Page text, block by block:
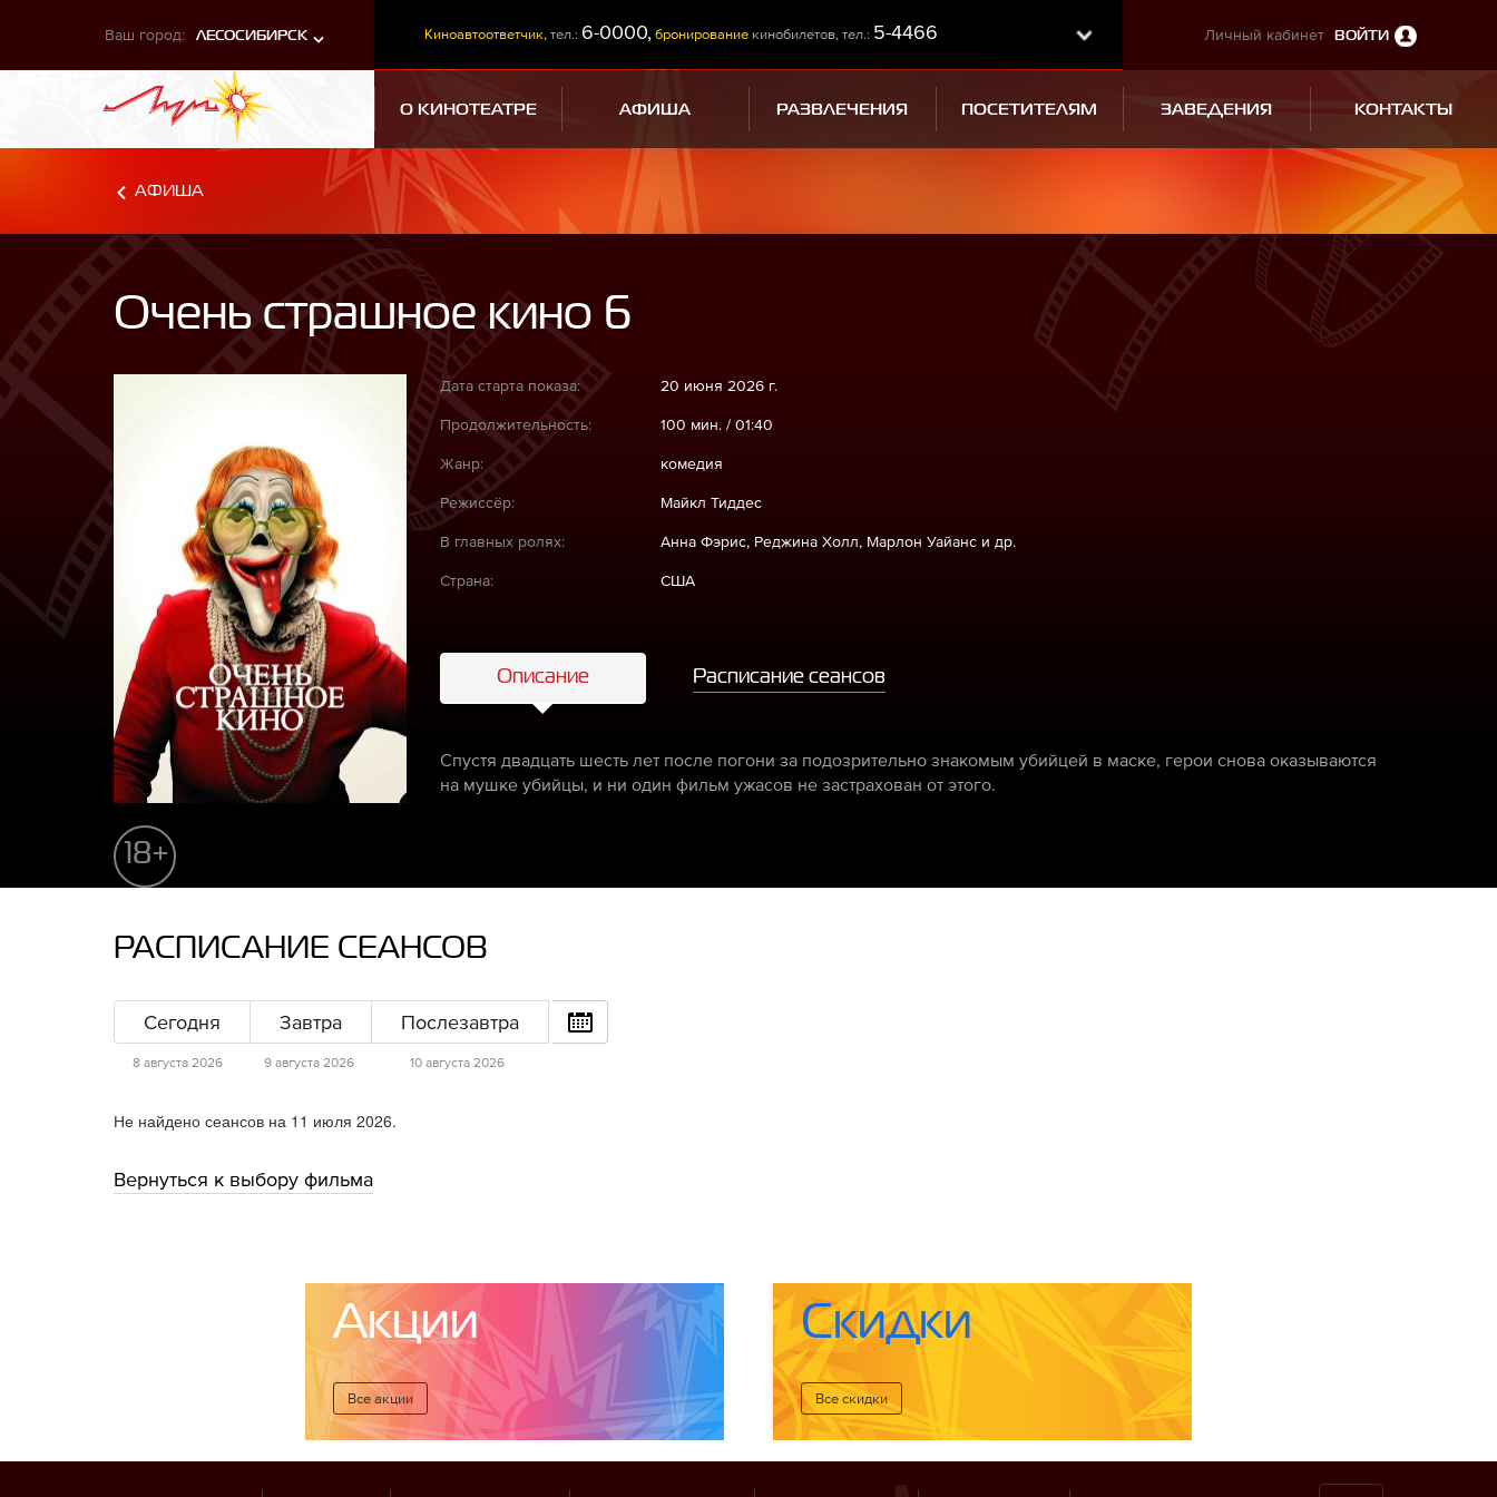
Ваш город: ЛЕСОСИБИРСК Киноавтоответчик, тел.: 6-0000, бронирование кинобилетов, тел.: 5-4466 Личный кабинет ВОЙТИ
О КИНОТЕАТРЕ АФИША РАЗВЛЕЧЕНИЯ ПОСЕТИТЕЛЯМ ЗАВЕДЕНИЯ КОНТАКТЫ
АФИША
Очень страшное кино 6
18+
Дата старта показа: 20 июня 2026 г.
Продолжительность: 100 мин. / 01:40
Жанр: комедия
Режиссёр: Майкл Тиддес
В главных ролях: Анна Фэрис, Реджина Холл, Марлон Уайанс и др.
Страна: США
Описание Расписание сеансов
Спустя двадцать шесть лет после погони за подозрительно знакомым убийцей в маске, герои снова оказываются
на мушке убийцы, и ни один фильм ужасов не застрахован от этого.
РАСПИСАНИЕ СЕАНСОВ
Сегодня
8 августа 2026
Завтра
9 августа 2026
Послезавтра
10 августа 2026
Не найдено сеансов на 11 июля 2026.
Вернуться к выбору фильма
Акции
Все акции
Скидки
Все cкидки